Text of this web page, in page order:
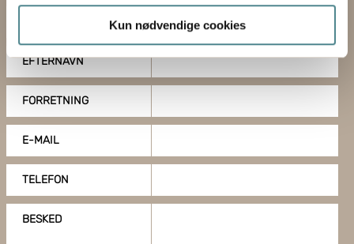
Hvis du tillader det, vil vi også gerne:
Indsamle præcise oplysninger om din placering,
dens unikke karakteristika (fingerprinting)
samtykke til at bruge cookies, du kan også administrere
Kun nødvendige cookies
EFTERNAVN
FORRETNING
E-MAIL
TELEFON
BESKED